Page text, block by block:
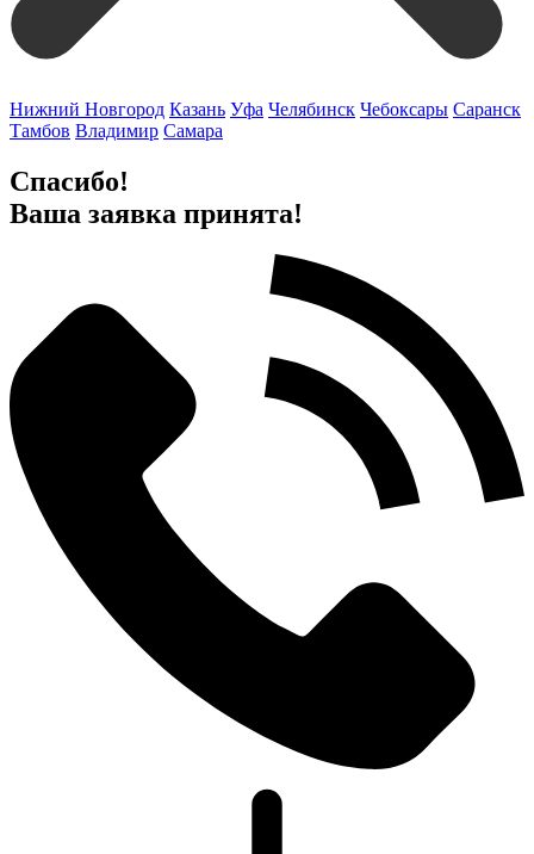
Нижний Новгород Казань Уфа Челябинск Чебоксары Саранск
Тамбов Владимир Самара
Спасибо!
Ваша заявка принята!